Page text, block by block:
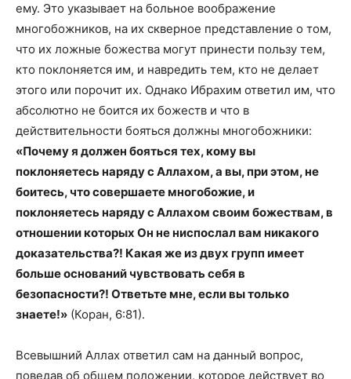
ему. Это указывает на больное воображение
многобожников, на их скверное представление о том,
что их ложные божества могут принести пользу тем,
кто поклоняется им, и навредить тем, кто не делает
этого или порочит их. Однако Ибрахим ответил им, что
абсолютно не боится их божеств и что в
действительности бояться должны многобожники:
«Почему я должен бояться тех, кому вы
поклоняетесь наряду с Аллахом, а вы, при этом, не
боитесь, что совершаете многобожие, и
поклоняетесь наряду с Аллахом своим божествам, в
отношении которых Он не ниспослал вам никакого
доказательства?! Какая же из двух групп имеет
больше оснований чувствовать себя в
безопасности?! Ответьте мне, если вы только
знаете!» (Коран, 6:81).
Всевышний Аллах ответил сам на данный вопрос,
поведав об общем положении, которое действует во